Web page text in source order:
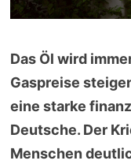
Das Öl wird
Gaspreise
eine starke
Deutsche. Der
Menschen